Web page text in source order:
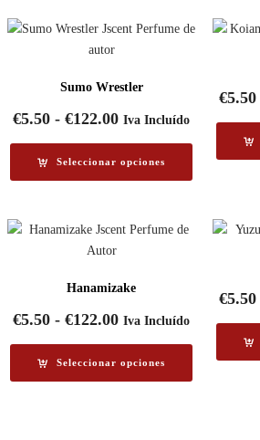
€122.00
Sumo Wrestler
€5.50 - €122.00Rango
precios:
€122.00
Iva Incluído
Seleccionar opciones
€5.50
Hanamizake
€5.50 - €122.00Rango
precios:
Iva Incluído
Seleccionar opciones
€5.50